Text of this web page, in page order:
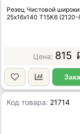
Резец Чистовой
25х16х140 Т15К6
815
Код товара: 21714